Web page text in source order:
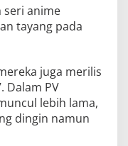
seri anime
tayang pada
juga merilis
Dalam PV
lebih lama,
dingin namun